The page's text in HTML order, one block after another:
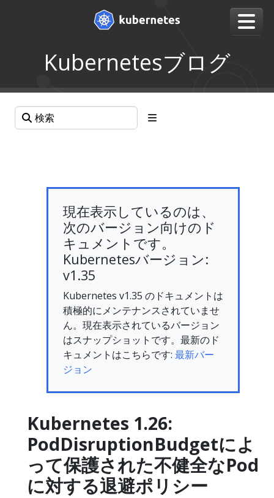
Kubernetesブログ
現在表示しているのは、
次のバージョン向けのド
キュメントです。
Kubernetesバージョン:
v1.35
Kubernetes v1.35 のドキュメントは
積極的にメンテナンスされていませ
ん。現在表示されているバージョン
はスナップショットです。最新のド
キュメントはこちらです: 最新バー
ジョン
Kubernetes 1.26:
PodDisruptionBudgetによ
って保護された不健全なPod
に対する退避ポリシー